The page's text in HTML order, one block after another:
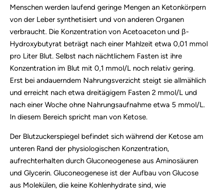
Menschen werden laufend geringe Mengen an Ketonkörpern
von der Leber synthetisiert und von anderen Organen
verbraucht. Die Konzentration von Acetoaceton und β-
Hydroxybutyrat beträgt nach einer Mahlzeit etwa 0,01 mmol
pro Liter Blut. Selbst nach nächtlichem Fasten ist ihre
Konzentration im Blut mit 0,1 mmol/L noch relativ gering.
Erst bei andauerndem Nahrungsverzicht steigt sie allmählich
und erreicht nach etwa dreitägigem Fasten 2 mmol/L und
nach einer Woche ohne Nahrungsaufnahme etwa 5 mmol/L.
In diesem Bereich spricht man von Ketose.
Der Blutzuckerspiegel befindet sich während der Ketose am
unteren Rand der physiologischen Konzentration,
aufrechterhalten durch Gluconeogenese aus Aminosäuren
und Glycerin. Gluconeogenese ist der Aufbau von Glucose
aus Molekülen, die keine Kohlenhydrate sind, wie